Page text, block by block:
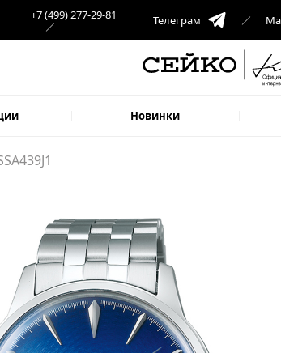
+7 (499) 277-29-81 Телеграм
Новинки